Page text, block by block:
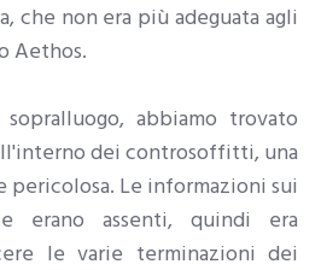
che non era più adeguata agli
Aethos.
abbiamo trovato
dei controsoffitti, una
pericolosa. Le informazioni sui
assenti, quindi era
le varie terminazioni dei